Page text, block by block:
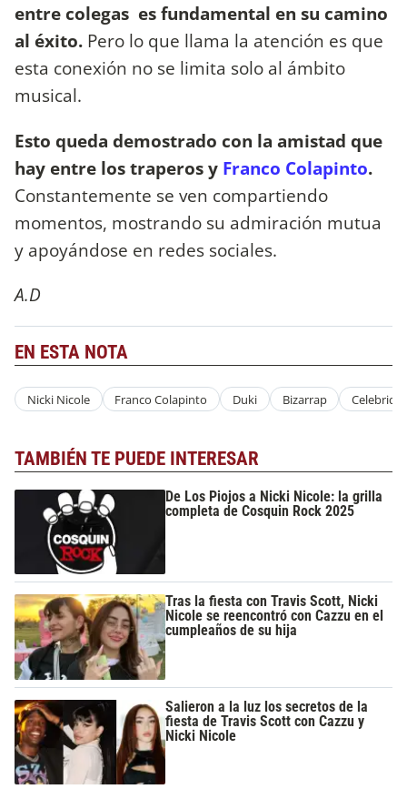
entre colegas es fundamental en su camino
al éxito. Pero lo que llama la atención es que
esta conexión no se limita solo al ámbito
musical.
Esto queda demostrado con la amistad que
hay entre los traperos y Franco Colapinto.
Constantemente se ven compartiendo
momentos, mostrando su admiración mutua
y apoyándose en redes sociales.
A.D
EN ESTA NOTA
Nicki Nicole Franco Colapinto Duki Bizarrap
TAMBIÉN TE PUEDE INTERESAR
De Los Piojos a Nicki Nicole: la grilla
completa de Cosquin Rock 2025
Tras la fiesta con Travis Scott, Nicki
Nicole se reencontró con Cazzu en el
cumpleaños de su hija
Salieron a la luz los secretos de la
fiesta de Travis Scott con Cazzu y
Nicki Nicole